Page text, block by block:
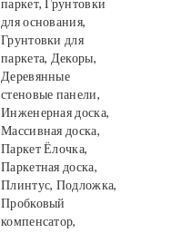
паркет, Грунтовки
для основания,
Грунтовки для
паркета, Декоры,
Деревянные
стеновые панели,
Инженерная доска,
Массивная доска,
Паркет Ёлочка,
Паркетная доска,
Плинтус, Подложка,
Пробковый
компенсатор,